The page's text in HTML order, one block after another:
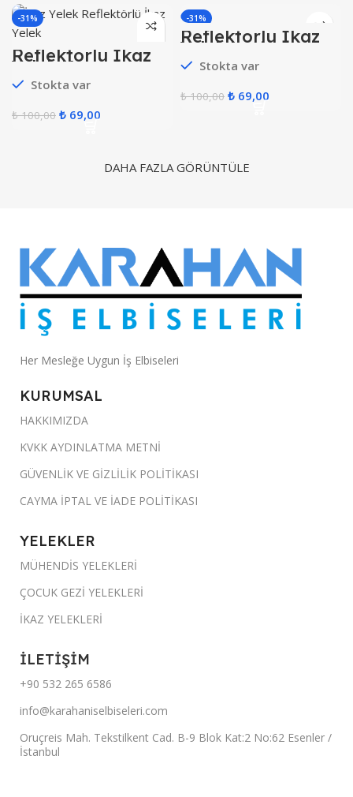
-31%
Reflektörlü İkaz
Yelek Kırmızı
Stokta var
₺100,00 ₺ 69,00
-31%
HOT
Reflektörlü İkaz
Yelek Lacivert
Stokta var
₺100,00 ₺ 69,00
DAHA FAZLA GÖRÜNTÜLE
Her Mesleğe Uygun İş Elbiseleri
KURUMSAL
HAKKIMIZDA
KVKK AYDINLATMA METNİ
GÜVENLİK VE GİZLİLİK POLİTİKASI
CAYMA İPTAL VE İADE POLİTİKASI
YELEKLER
MÜHENDİS YELEKLERİ
ÇOCUK GEZİ YELEKLERİ
İKAZ YELEKLERİ
İLETİŞİM
+90 532 265 6586
info@karahaniselbiseleri.com
Oruçreis Mah. Tekstilkent Cad. B-9 Blok Kat:2 No:62 Esenler /
İstanbul